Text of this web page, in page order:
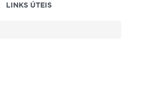
LINKS ÚTEIS